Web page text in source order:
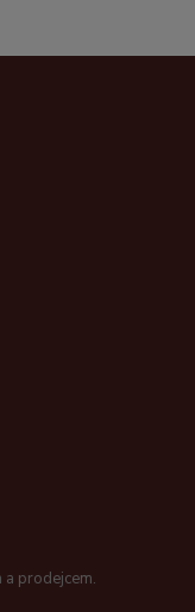
a prodejcem.